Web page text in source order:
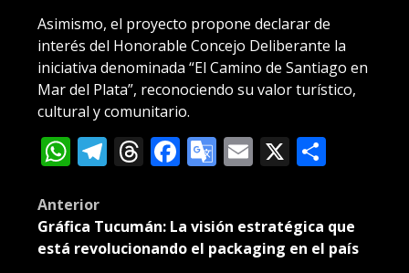
Asimismo, el proyecto propone declarar de
interés del Honorable Concejo Deliberante la
iniciativa denominada “El Camino de Santiago en
Mar del Plata”, reconociendo su valor turístico,
cultural y comunitario.
WhatsApp
Telegram
Threads
Facebook
Google
Email
X
Post
navigation
Anterior
Gráfica Tucumán: La visión estratégica que
está revolucionando el packaging en el país